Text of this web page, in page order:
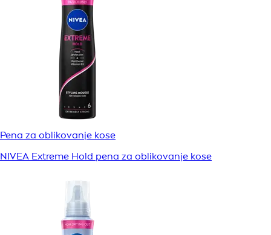
Pena za oblikovanje kose
NIVEA Extreme Hold pena za oblikovanje kose